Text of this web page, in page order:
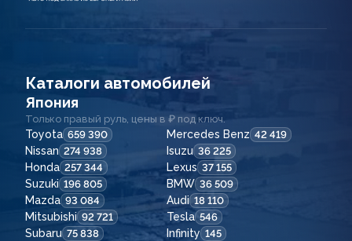
Каталоги автомобилей
Япония
Только правый руль, цены в ₽ под ключ.
Toyota 659 390 Mercedes Benz 42 419
Nissan 274 938 Isuzu 36 225
Honda 257 344 Lexus 37 155
Suzuki 196 805 BMW 36 509
Mazda 93 084 Audi 18 110
Mitsubishi 92 721 Tesla 546
Subaru 75 838 Infinity 145